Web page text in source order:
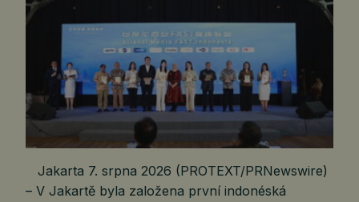
Jakarta 7. srpna 2026 (PROTEXT/PRNewswire)
– V Jakartě byla založena první indonéská